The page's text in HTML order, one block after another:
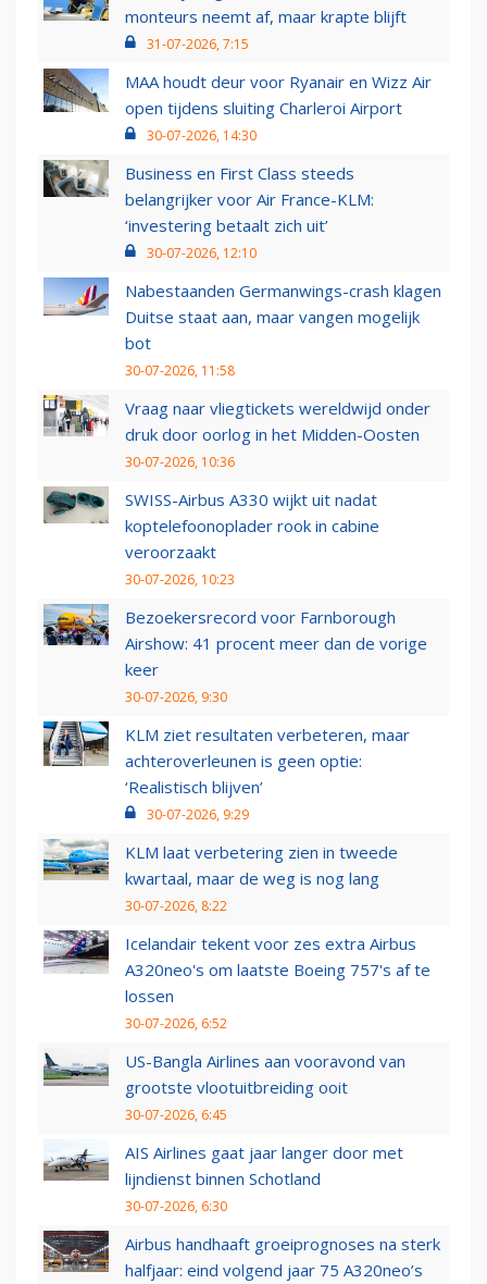
monteurs neemt af, maar krapte blijft
31-07-2026, 7:15
MAA houdt deur voor Ryanair en Wizz Air
open tijdens sluiting Charleroi Airport
30-07-2026, 14:30
Business en First Class steeds
belangrijker voor Air France-KLM:
‘investering betaalt zich uit’
30-07-2026, 12:10
Nabestaanden Germanwings-crash klagen
Duitse staat aan, maar vangen mogelijk
bot
30-07-2026, 11:58
Vraag naar vliegtickets wereldwijd onder
druk door oorlog in het Midden-Oosten
30-07-2026, 10:36
SWISS-Airbus A330 wijkt uit nadat
koptelefoonoplader rook in cabine
veroorzaakt
30-07-2026, 10:23
Bezoekersrecord voor Farnborough
Airshow: 41 procent meer dan de vorige
keer
30-07-2026, 9:30
KLM ziet resultaten verbeteren, maar
achteroverleunen is geen optie:
‘Realistisch blijven’
30-07-2026, 9:29
KLM laat verbetering zien in tweede
kwartaal, maar de weg is nog lang
30-07-2026, 8:22
Icelandair tekent voor zes extra Airbus
A320neo's om laatste Boeing 757's af te
lossen
30-07-2026, 6:52
US-Bangla Airlines aan vooravond van
grootste vlootuitbreiding ooit
30-07-2026, 6:45
AIS Airlines gaat jaar langer door met
lijndienst binnen Schotland
30-07-2026, 6:30
Airbus handhaaft groeiprognoses na sterk
halfjaar: eind volgend jaar 75 A320neo’s